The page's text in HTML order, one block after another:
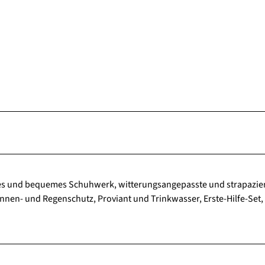
und bequemes Schuhwerk, witterungsangepasste und
und Regenschutz, Proviant und Trinkwasser, Erste-Hilfe-Set,